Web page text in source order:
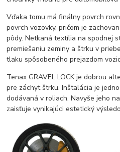
Vďaka tomu má finálny povrch
povrch vozovky, pričom je
pôdy. Netkaná textília na spodnej
premiešaniu zeminy a štrku v
tlaku spôsobeného prejazdom
Tenax GRAVEL LOCK je dobrou
pre záchyt štrku. Inštalácia je
dodávaná v roliach. Navyše jeho
zaisťuje vynikajúci estetický